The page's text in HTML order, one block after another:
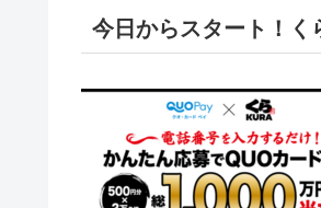
今日からスタート！く